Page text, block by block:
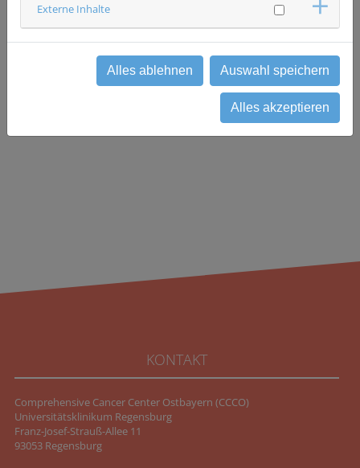
Klinik für Onkologie und Hämatologie
Studienzentrum Onkologie
0941 3692160
studienzentrum-onkologie(at)barmherzige-
regensburg.de
KONTAKT
Comprehensive Cancer Center Ostbayern (CCCO)
Universitätsklinikum Regensburg
Franz-Josef-Strauß-Allee 11
93053 Regensburg
Externe Inhalte
Alles ablehnen Auswahl speichern
Alles akzeptieren